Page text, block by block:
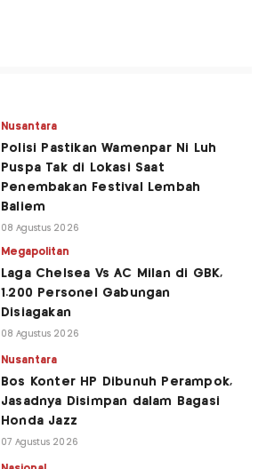
Nusantara
Polisi Pastikan Wamenpar Ni Luh
Puspa Tak di Lokasi Saat
Penembakan Festival Lembah
Baliem
08 Agustus 2026
Megapolitan
Laga Chelsea Vs AC Milan di GBK,
1.200 Personel Gabungan
Disiagakan
08 Agustus 2026
Nusantara
Bos Konter HP Dibunuh Perampok,
Jasadnya Disimpan dalam Bagasi
Honda Jazz
07 Agustus 2026